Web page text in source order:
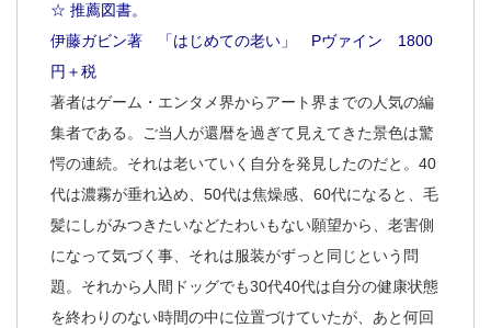
☆ 推薦図書。
伊藤ガビン著 「はじめての老い」 Pヴァイン 1800
円＋税
著者はゲーム・エンタメ界からアート界までの人気の編
集者である。ご当人が還暦を過ぎて見えてきた景色は驚
愕の連続。それは老いていく自分を発見したのだと。40
代は濃霧が垂れ込め、50代は焦燥感、60代になると、毛
髪にしがみつきたいなどたわいもない願望から、老害側
になって気づく事、それは服装がずっと同じという問
題。それから人間ドッグでも30代40代は自分の健康状態
を終わりのない時間の中に位置づけていたが、あと何回